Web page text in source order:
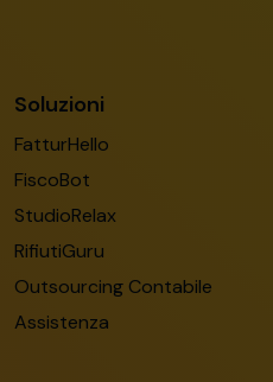
Soluzioni
FatturHello
FiscoBot
StudioRelax
RifiutiGuru
Outsourcing Contabile
Assistenza